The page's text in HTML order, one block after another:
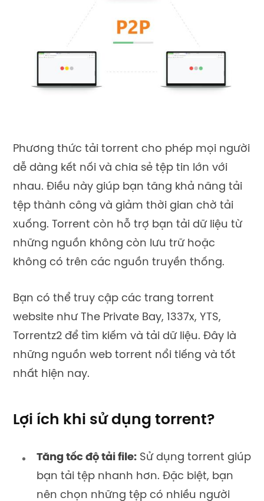
Phương thức tải torrent cho phép mọi người
dễ dàng kết nối và chia sẻ tệp tin lớn với
nhau. Điều này giúp bạn tăng khả năng tải
tệp thành công và giảm thời gian chờ tải
xuống. Torrent còn hỗ trợ bạn tải dữ liệu từ
những nguồn không còn lưu trữ hoặc
không có trên các nguồn truyền thống.
Bạn có thể truy cập các trang torrent
website như The Private Bay, 1337x, YTS,
Torrentz2 để tìm kiếm và tải dữ liệu. Đây là
những nguồn web torrent nổi tiếng và tốt
nhất hiện nay.
Lợi ích khi sử dụng torrent?
Tăng tốc độ tải file: Sử dụng torrent giúp
bạn tải tệp nhanh hơn. Đặc biệt, bạn
nên chọn những tệp có nhiều người